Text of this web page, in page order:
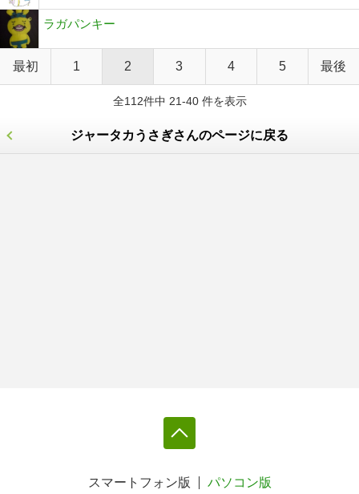
ラガパンキー
最初 1 2 3 4 5 最後
全112件中 21-40 件を表示
ジャータカうさぎさんのページに戻る
スマートフォン版 パソコン版